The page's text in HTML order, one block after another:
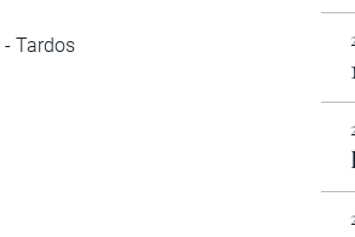
- Tardos